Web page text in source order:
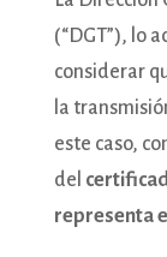
(“DGT”), lo
considerar
la
este caso,
del
representa